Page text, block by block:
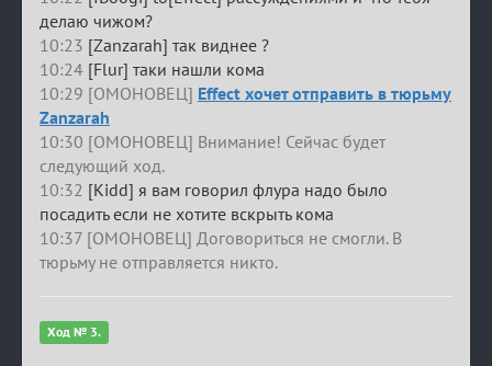
делаю чижом?
10:23 [Zanzarah] так виднее ?
10:24 [Flur] таки нашли кома
10:29 [ОМОНОВЕЦ] Effect хочет отправить в тюрьму
Zanzarah
10:30 [ОМОНОВЕЦ] Внимание! Сейчас будет
следующий ход.
10:32 [Kidd] я вам говорил флура надо было
посадить если не хотите вскрыть кома
10:37 [ОМОНОВЕЦ] Договориться не смогли. В
тюрьму не отправляется никто.
Ход № 3.